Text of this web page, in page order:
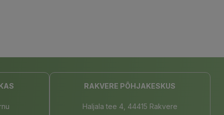
RAKVERE PÕHJAKESKUS
Haljala tee 4, 44415 Rakvere